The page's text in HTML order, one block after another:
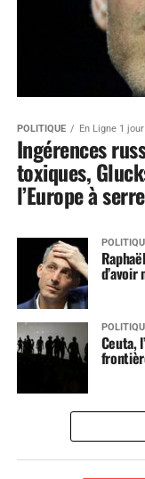
POLITIQUE En Ligne 1 jour
Ingérences
toxiques,
l’Europe à
Ceuta,